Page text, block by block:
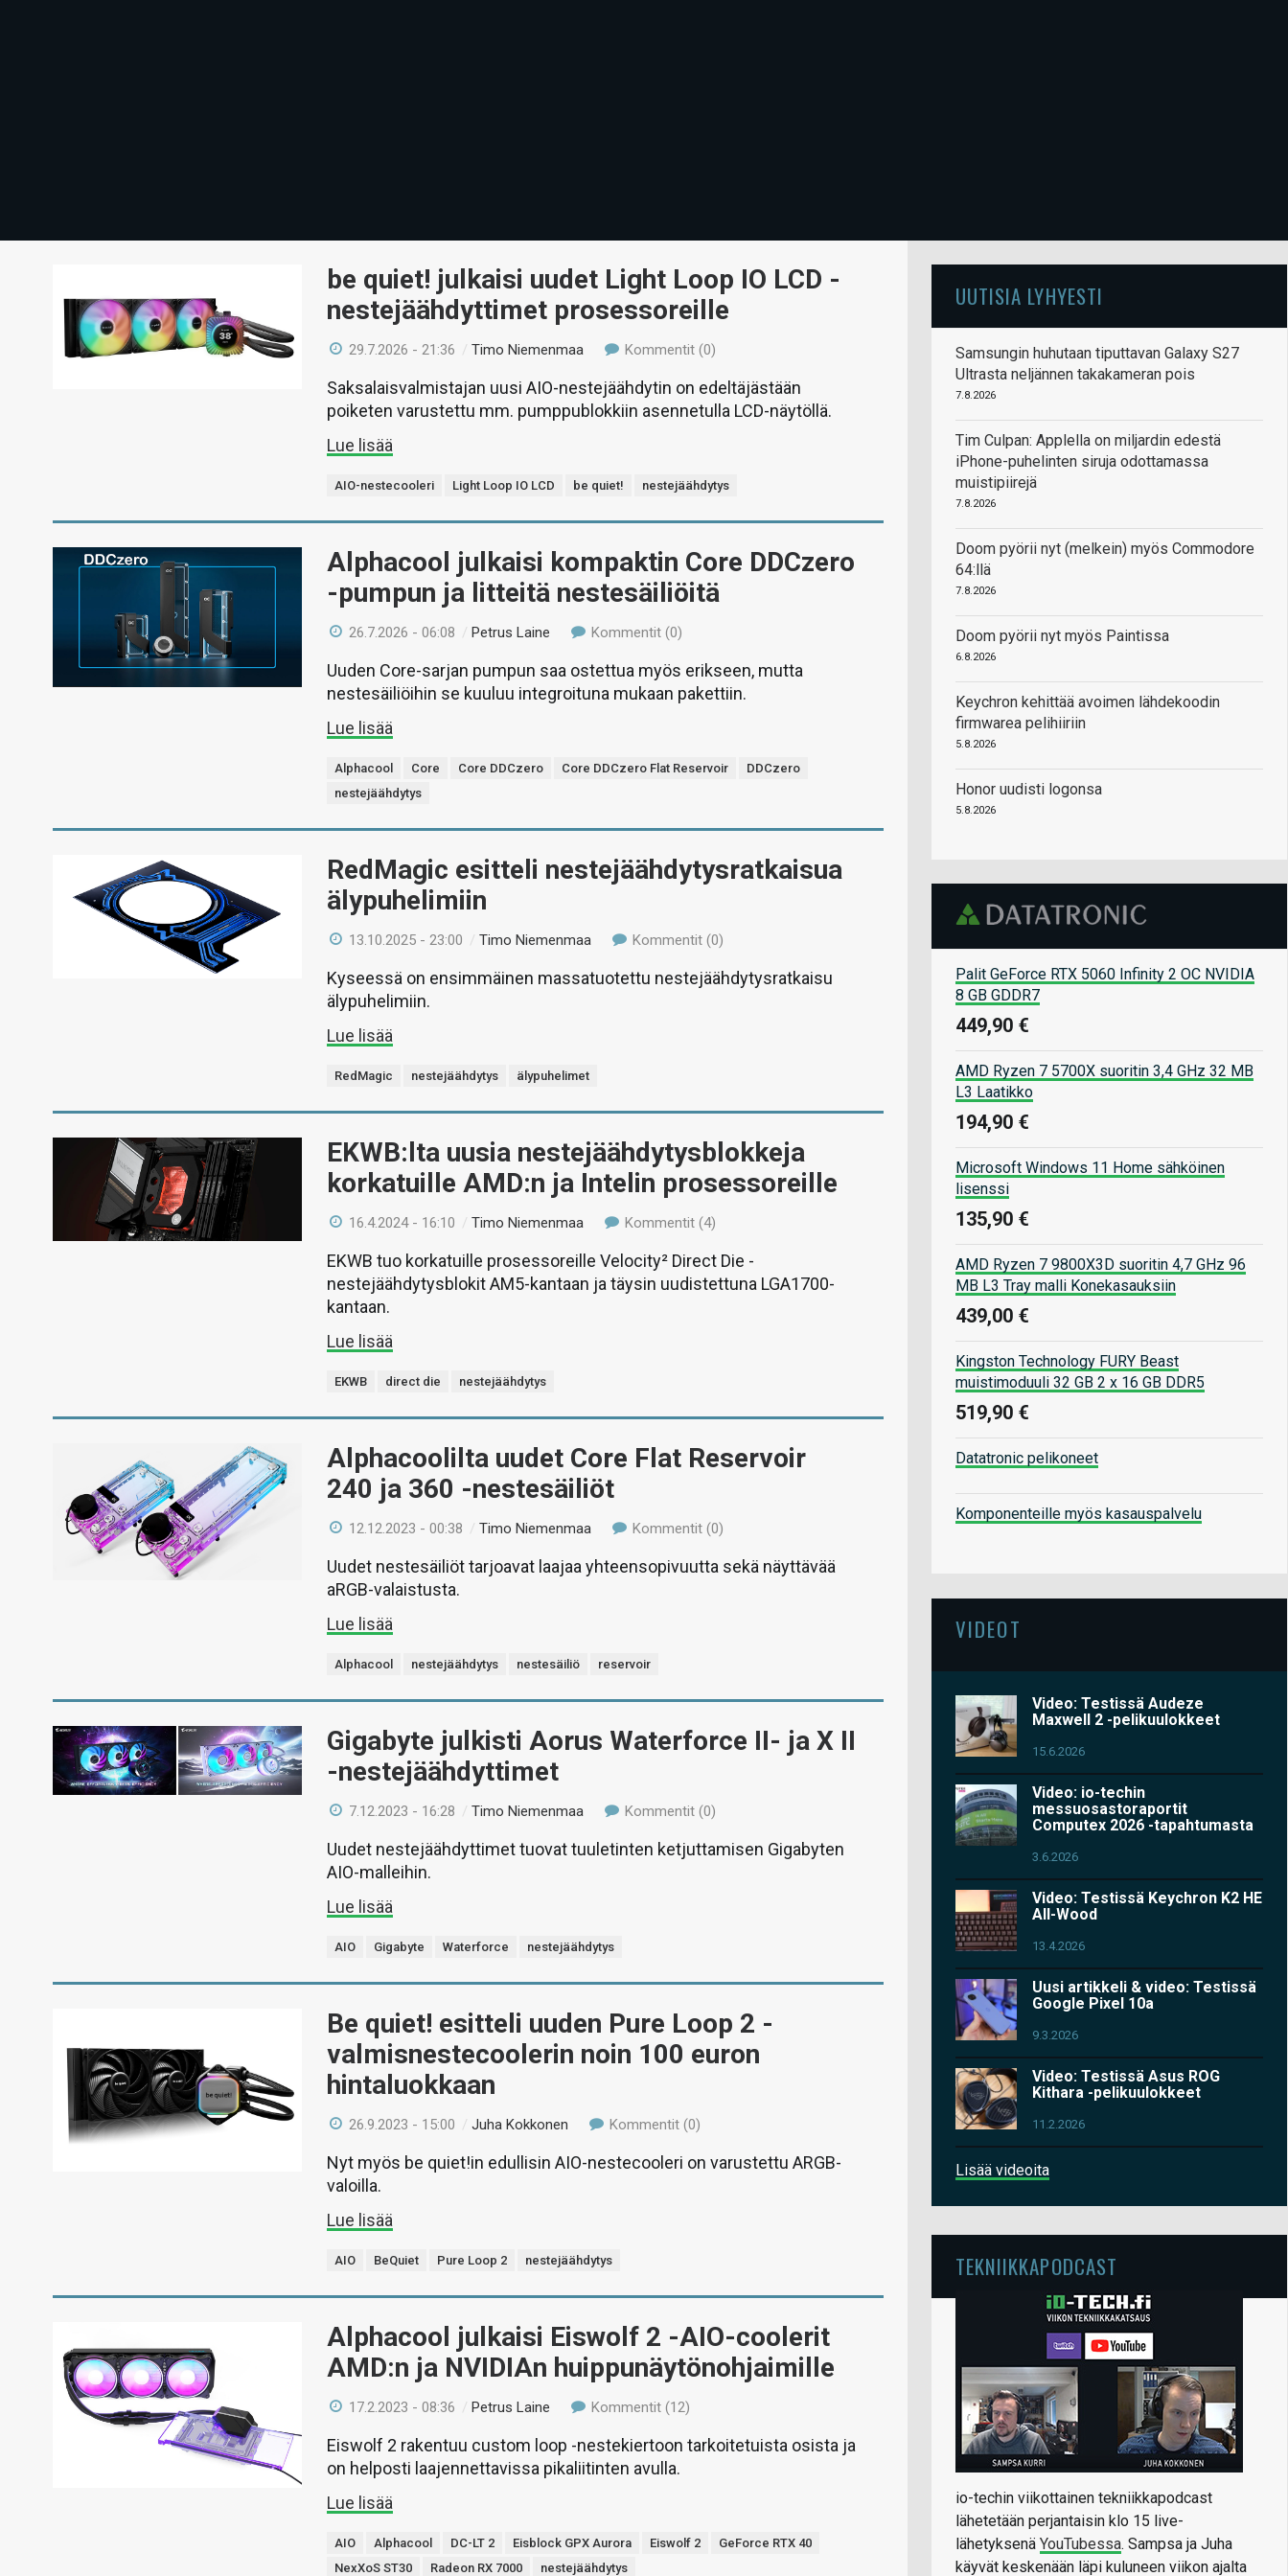
be quiet! julkaisi uudet Light Loop IO LCD -
nestejäähdyttimet prosessoreille
29.7.2026 - 21:36 /Timo Niemenmaa Kommentit (0)
Saksalaisvalmistajan uusi AIO-nestejäähdytin on edeltäjästään
poiketen varustettu mm. pumppublokkiin asennetulla LCD-näytöllä.
Lue lisää
AIO-nestecooleri Light Loop IO LCD be quiet! nestejäähdytys
Alphacool julkaisi kompaktin Core DDCzero
-pumpun ja litteitä nestesäiliöitä
26.7.2026 - 06:08 /Petrus Laine Kommentit (0)
Uuden Core-sarjan pumpun saa ostettua myös erikseen, mutta
nestesäiliöihin se kuuluu integroituna mukaan pakettiin.
Lue lisää
Alphacool Core Core DDCzero Core DDCzero Flat Reservoir
DDCzero
nestejäähdytys
RedMagic esitteli nestejäähdytysratkaisua
älypuhelimiin
13.10.2025 - 23:00 /Timo Niemenmaa Kommentit (0)
Kyseessä on ensimmäinen massatuotettu nestejäähdytysratkaisu
älypuhelimiin.
Lue lisää
RedMagic nestejäähdytys älypuhelimet
EKWB:lta uusia nestejäähdytysblokkeja
korkatuille AMD:n ja Intelin prosessoreille
16.4.2024 - 16:10 /Timo Niemenmaa Kommentit (4)
EKWB tuo korkatuille prosessoreille Velocity² Direct Die -
nestejäähdytysblokit AM5-kantaan ja täysin uudistettuna LGA1700-
kantaan.
Lue lisää
EKWB direct die nestejäähdytys
Alphacoolilta uudet Core Flat Reservoir
240 ja 360 -nestesäiliöt
12.12.2023 - 00:38 /Timo Niemenmaa Kommentit (0)
Uudet nestesäiliöt tarjoavat laajaa yhteensopivuutta sekä näyttävää
aRGB-valaistusta.
Lue lisää
Alphacool nestejäähdytys nestesäiliö reservoir
Gigabyte julkisti Aorus Waterforce II- ja X II
-nestejäähdyttimet
7.12.2023 - 16:28 /Timo Niemenmaa Kommentit (0)
Uudet nestejäähdyttimet tuovat tuuletinten ketjuttamisen Gigabyten
AIO-malleihin.
Lue lisää
AIO Gigabyte Waterforce nestejäähdytys
Be quiet! esitteli uuden Pure Loop 2 -
valmisnestecoolerin noin 100 euron
hintaluokkaan
26.9.2023 - 15:00 /Juha Kokkonen Kommentit (0)
Nyt myös be quiet!in edullisin AIO-nestecooleri on varustettu ARGB-
valoilla.
Lue lisää
AIO BeQuiet Pure Loop 2 nestejäähdytys
Alphacool julkaisi Eiswolf 2 -AIO-coolerit
AMD:n ja NVIDIAn huippunäytönohjaimille
17.2.2023 - 08:36 /Petrus Laine Kommentit (12)
Eiswolf 2 rakentuu custom loop -nestekiertoon tarkoitetuista osista ja
on helposti laajennettavissa pikaliitinten avulla.
Lue lisää
AIO Alphacool DC-LT 2 Eisblock GPX Aurora Eiswolf 2
GeForce RTX 40
NexXoS ST30
Radeon RX 7000 nestejäähdytys
UUTISIA LYHYESTI
Samsungin huhutaan tiputtavan Galaxy S27
Ultrasta neljännen takakameran pois
7.8.2026
Tim Culpan: Applella on miljardin edestä
iPhone-puhelinten siruja odottamassa
muistipiirejä
7.8.2026
Doom pyörii nyt (melkein) myös Commodore
64:llä
7.8.2026
Doom pyörii nyt myös Paintissa
6.8.2026
Keychron kehittää avoimen lähdekoodin
firmwarea pelihiiriin
5.8.2026
Honor uudisti logonsa
5.8.2026
Palit GeForce RTX 5060 Infinity 2 OC NVIDIA
8 GB GDDR7
449,90 €
AMD Ryzen 7 5700X suoritin 3,4 GHz 32 MB
L3 Laatikko
194,90 €
Microsoft Windows 11 Home sähköinen
lisenssi
135,90 €
AMD Ryzen 7 9800X3D suoritin 4,7 GHz 96
MB L3 Tray malli Konekasauksiin
439,00 €
Kingston Technology FURY Beast
muistimoduuli 32 GB 2 x 16 GB DDR5
519,90 €
Datatronic pelikoneet
Komponenteille myös kasauspalvelu
VIDEOT
Video: Testissä Audeze
Maxwell 2 -pelikuulokkeet
15.6.2026
Video: io-techin
messuosastoraportit
Computex 2026 -tapahtumasta
3.6.2026
Video: Testissä Keychron K2 HE
All-Wood
13.4.2026
Uusi artikkeli & video: Testissä
Google Pixel 10a
9.3.2026
Video: Testissä Asus ROG
Kithara -pelikuulokkeet
11.2.2026
Lisää videoita
TEKNIIKKAPODCAST
io-techin viikottainen tekniikkapodcast
lähetetään perjantaisin klo 15 live-
lähetyksenä YouTubessa. Sampsa ja Juha
käyvät keskenään läpi kuluneen viikon ajalta